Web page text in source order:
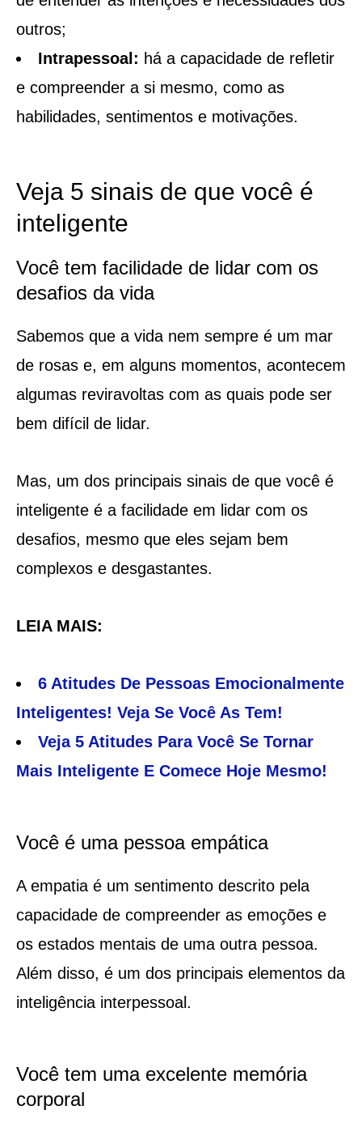
outros;
Intrapessoal: há a capacidade de refletir
e compreender a si mesmo, como as
habilidades, sentimentos e motivações.
Veja 5 sinais de que você é
inteligente
Você tem facilidade de lidar com os
desafios da vida
Sabemos que a vida nem sempre é um mar
de rosas e, em alguns momentos, acontecem
algumas reviravoltas com as quais pode ser
bem difícil de lidar.
Mas, um dos principais sinais de que você é
inteligente é a facilidade em lidar com os
desafios, mesmo que eles sejam bem
complexos e desgastantes.
LEIA MAIS:
6 Atitudes De Pessoas Emocionalmente
Inteligentes! Veja Se Você As Tem!
Veja 5 Atitudes Para Você Se Tornar
Mais Inteligente E Comece Hoje Mesmo!
Você é uma pessoa empática
A empatia é um sentimento descrito pela
capacidade de compreender as emoções e
os estados mentais de uma outra pessoa.
Além disso, é um dos principais elementos da
inteligência interpessoal.
Você tem uma excelente memória
corporal